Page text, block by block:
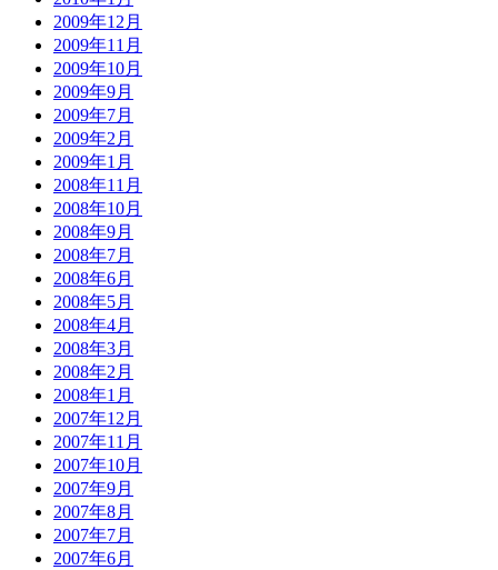
2009年12月
2009年11月
2009年10月
2009年9月
2009年7月
2009年2月
2009年1月
2008年11月
2008年10月
2008年9月
2008年7月
2008年6月
2008年5月
2008年4月
2008年3月
2008年2月
2008年1月
2007年12月
2007年11月
2007年10月
2007年9月
2007年8月
2007年7月
2007年6月